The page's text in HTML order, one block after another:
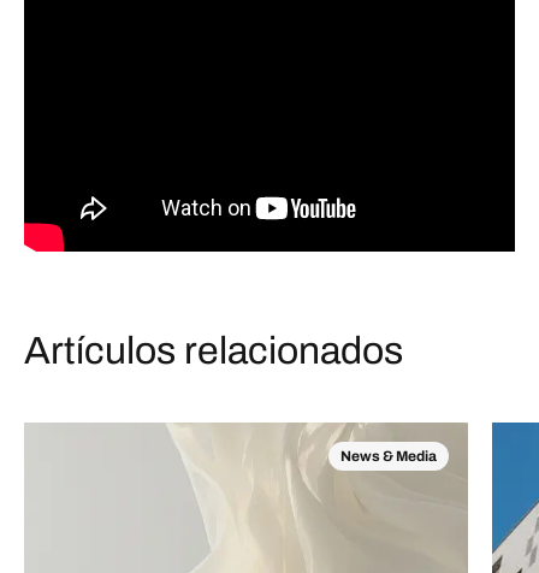
Artículos relacionados
News & Media